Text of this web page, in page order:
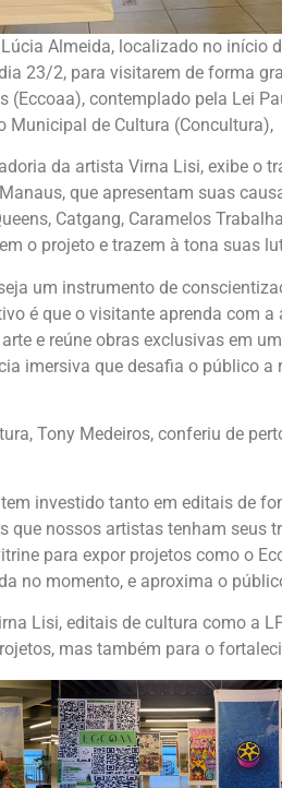
Almeida, localizado no início
23/2, para visitarem de forma
(Eccoaa), contemplado pela Lei
Municipal de Cultura (Concultura),
da artista Virna Lisi, exibe o
que apresentam suas
Catgang, Caramelos
o projeto e trazem à tona suas
um instrumento de
é que o visitante aprenda com
e reúne obras exclusivas em
imersiva que desafia o público a
Tony Medeiros, conferiu de
investido tanto em editais de
que nossos artistas tenham seus
para expor projetos como o
no momento, e aproxima o
Lisi, editais de cultura como a
mas também para o